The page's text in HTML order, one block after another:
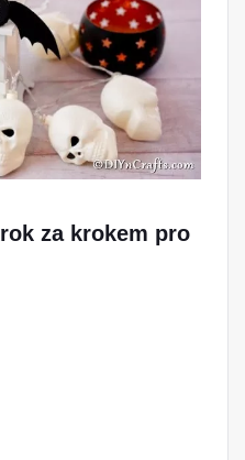
za krokem pro